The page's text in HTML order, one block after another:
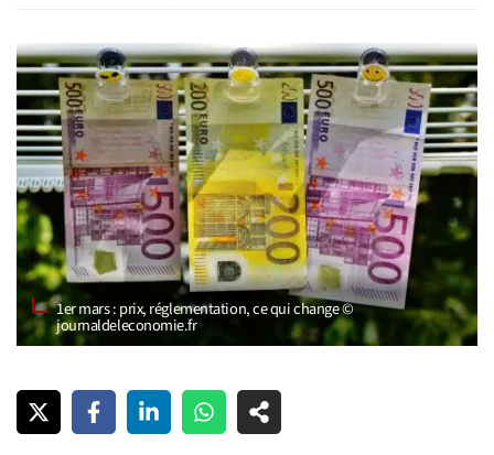
1er mars : prix, réglementation, ce qui change ©
journaldeleconomie.fr